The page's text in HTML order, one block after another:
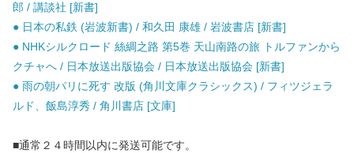
郎 / 講談社 [新書]
● 日本の私鉄 (岩波新書) / 和久田 康雄 / 岩波書店 [新書]
● NHKシルクロード 絲綢之路 第5巻 天山南路の旅 トルファンから
クチャへ / 日本放送出版協会 / 日本放送出版協会 [新書]
● 雨の朝パリに死す 改版 (角川文庫クラシックス) / フィツジェラ
ルド、飯島淳秀 / 角川書店 [文庫]
■通常２４時間以内に発送可能です。